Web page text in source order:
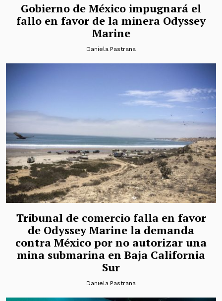
Gobierno de México impugnará el
fallo en favor de la minera Odyssey
Marine
Daniela Pastrana
Tribunal de comercio falla en favor
de Odyssey Marine la demanda
contra México por no autorizar una
mina submarina en Baja California
Sur
Daniela Pastrana